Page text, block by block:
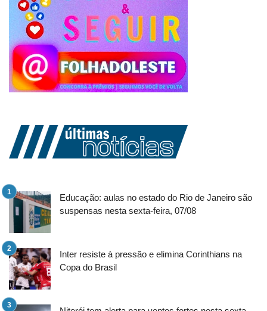
Educação: aulas no estado do Rio de Janeiro são
suspensas nesta sexta-feira, 07/08
Inter resiste à pressão e elimina Corinthians na
Copa do Brasil